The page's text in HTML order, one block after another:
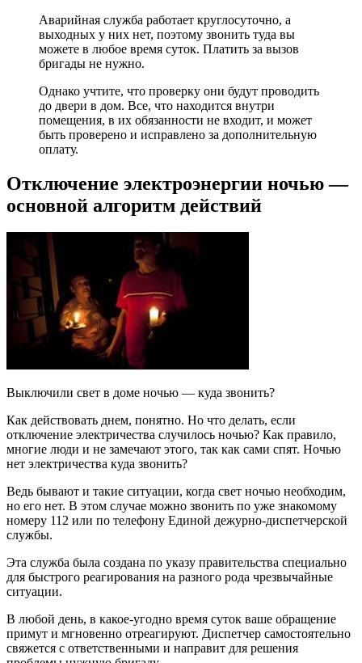
Аварийная служба работает круглосуточно, а
выходных у них нет, поэтому звонить туда вы
можете в любое время суток. Платить за вызов
бригады не нужно.
Однако учтите, что проверку они будут проводить
до двери в дом. Все, что находится внутри
помещения, в их обязанности не входит, и может
быть проверено и исправлено за дополнительную
оплату.
Отключение электроэнергии ночью —
основной алгоритм действий
Выключили свет в доме ночью — куда звонить?
Как действовать днем, понятно. Но что делать, если
отключение электричества случилось ночью? Как правило,
многие люди и не замечают этого, так как сами спят. Ночью
нет электричества куда звонить?
Ведь бывают и такие ситуации, когда свет ночью необходим,
но его нет. В этом случае можно звонить по уже знакомому
номеру 112 или по телефону Единой дежурно-диспетчерской
службы.
Эта служба была создана по указу правительства специально
для быстрого реагирования на разного рода чрезвычайные
ситуации.
В любой день, в какое-угодно время суток ваше обращение
примут и мгновенно отреагируют. Диспетчер самостоятельно
свяжется с ответственными и направит для решения